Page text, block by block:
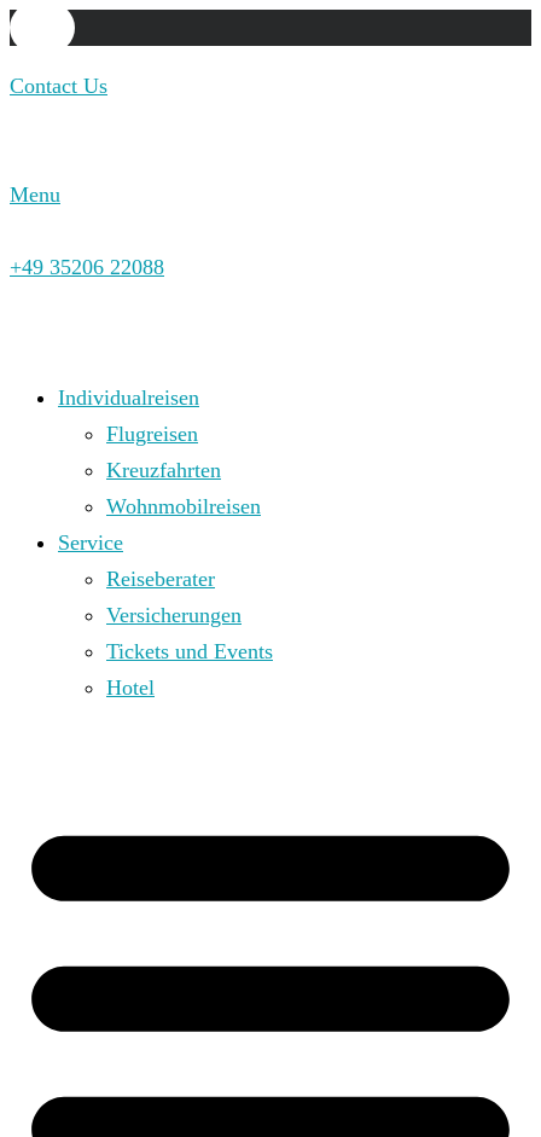
Contact Us
Menu
+49 35206 22088
Individualreisen
Flugreisen
Kreuzfahrten
Wohnmobilreisen
Service
Reiseberater
Versicherungen
Tickets und Events
Hotel